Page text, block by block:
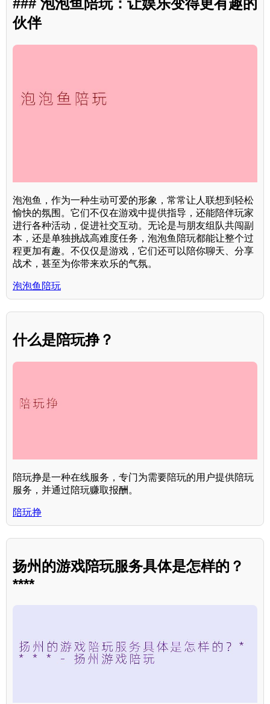
### 泡泡鱼陪玩：让娱乐变得更有趣的
伙伴
泡泡鱼，作为一种生动可爱的形象，常常让人联想到轻松
愉快的氛围。它们不仅在游戏中提供指导，还能陪伴玩家
进行各种活动，促进社交互动。无论是与朋友组队共闯副
本，还是单独挑战高难度任务，泡泡鱼陪玩都能让整个过
程更加有趣。不仅仅是游戏，它们还可以陪你聊天、分享
战术，甚至为你带来欢乐的气氛。
泡泡鱼陪玩
什么是陪玩挣？
陪玩挣是一种在线服务，专门为需要陪玩的用户提供陪玩
服务，并通过陪玩赚取报酬。
陪玩挣
扬州的游戏陪玩服务具体是怎样的？
****